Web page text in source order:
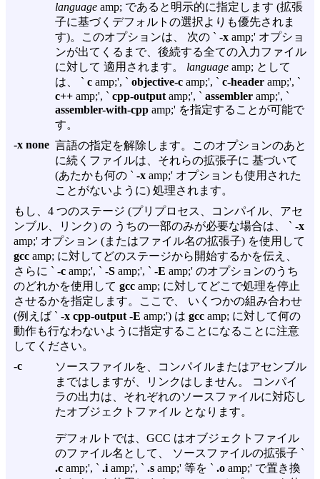
language amp; であると明示的に指定します (拡張
子に基づくデフォルトの選択よりも優先されま
す)。このオプションは、 次の ` -x amp;' オプショ
ンが出てくるまで、後続する全ての入力ファイル
に対して 適用されます。 language amp; として
は、 ` c amp;', ` objective-c amp;', ` c-header amp;', `
c++ amp;', ` cpp-output amp;', ` assembler amp;', `
assembler-with-cpp amp;' を指定することが可能で
す。
-x none 言語の指定を解除します。このオプションのあと
に続くファイルは、それらの拡張子に 基づいて
(あたかも何の ` -x amp;' オプションも使用された
ことがないように) 処理されます。
もし、4 つのステージ (プリプロセス、コンパイル、アセ
ンブル、リンク) の うちの一部のみが必要な場合は、 ` -x
amp;' オプション (またはファイル名の拡張子) を使用して
gcc amp; に対してどのステージから開始するかを伝え、
さらに ` -c amp;', ` -S amp;', ` -E amp;' のオプションのうち
のどれかを使用して gcc amp; に対してどこで処理を停止
させるかを指定します。ここで、 いくつかの組み合わせ
(例えば ` -x cpp-output -E amp;') は gcc amp; に対して何の
動作も行なわないように指定することになることに注意
してください。
-c
ソースファイルを、コンパイルまたはアセンブル
まではしますが、リンクはしません。 コンパイ
ラの出力は、それぞれのソースファイルに対応し
たオブジェクトファイル となります。
デフォルトでは、GCC はオブジェクトファイル
のファイル名として、 ソースファイルの拡張子 `
.c amp;', ` .i amp;', ` .s amp;' 等を ` .o amp;' で置き換